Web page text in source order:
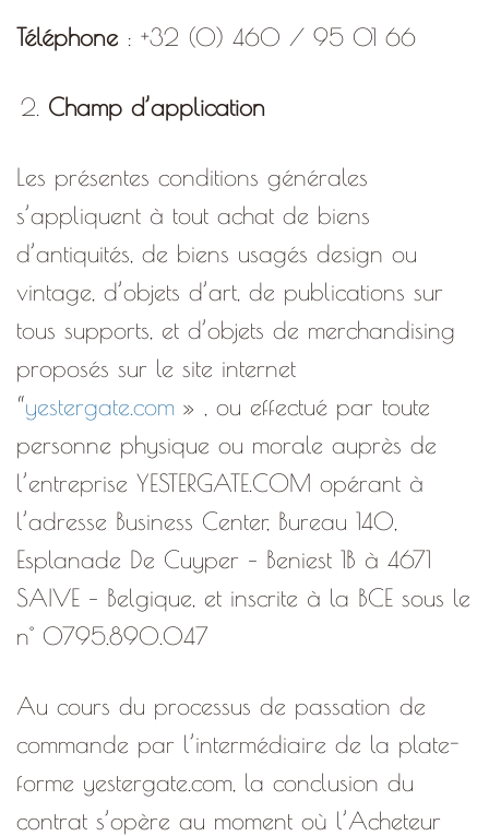
Téléphone : +32 (0) 460 / 95 01 66
Champ d’application
Les présentes conditions générales
s’appliquent à tout achat de biens
d’antiquités, de biens usagés design ou
vintage, d’objets d’art, de publications sur
tous supports, et d’objets de merchandising
proposés sur le site internet
“yestergate.com » , ou effectué par toute
personne physique ou morale auprès de
l’entreprise YESTERGATE.COM opérant à
l’adresse Business Center, Bureau 140,
Esplanade De Cuyper – Beniest 1B à 4671
SAIVE – Belgique, et inscrite à la BCE sous le
n° 0795.890.047
Au cours du processus de passation de
commande par l’intermédiaire de la plate-
forme yestergate.com, la conclusion du
contrat s’opère au moment où l’Acheteur